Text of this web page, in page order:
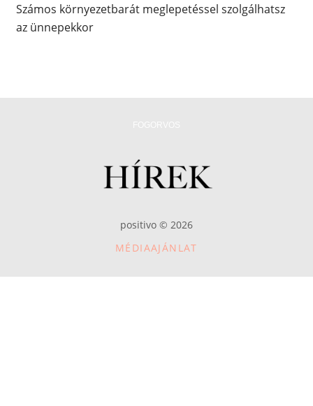
Számos környezetbarát meglepetéssel szolgálhatsz
az ünnepekkor
positivo © 2026
MÉDIAAJÁNLAT